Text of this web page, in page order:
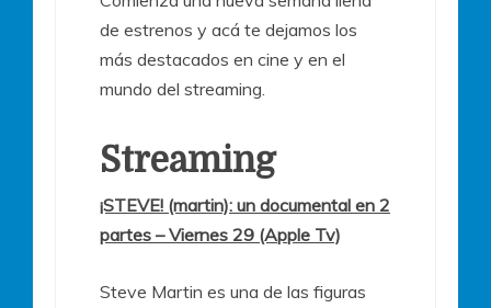
de estrenos y acá te dejamos los
más destacados en cine y en el
mundo del streaming.
Streaming
¡STEVE! (martin): un documental en 2
partes – Viernes 29 (Apple Tv)
Steve Martin es una de las figuras